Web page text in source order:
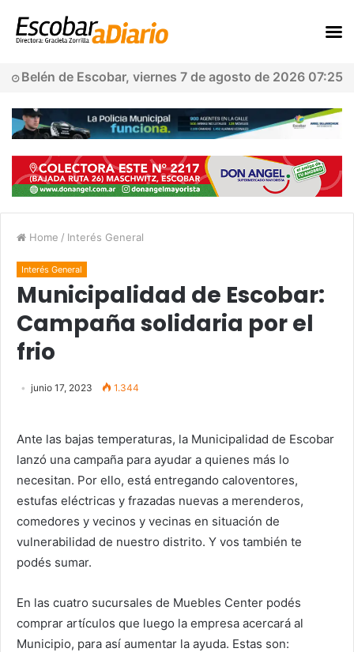
Belén de Escobar, viernes 7 de agosto de 2026 07:25
Home / Interés General
Interés General
Municipalidad de Escobar:
Campaña solidaria por el
frio
junio 17, 2023 1.344
Ante las bajas temperaturas, la Municipalidad de Escobar
lanzó una campaña para ayudar a quienes más lo
necesitan. Por ello, está entregando caloventores,
estufas eléctricas y frazadas nuevas a merenderos,
comedores y vecinos y vecinas en situación de
vulnerabilidad de nuestro distrito. Y vos también te
podés sumar.
En las cuatro sucursales de Muebles Center podés
comprar artículos que luego la empresa acercará al
Municipio, para así aumentar la ayuda. Estas son: